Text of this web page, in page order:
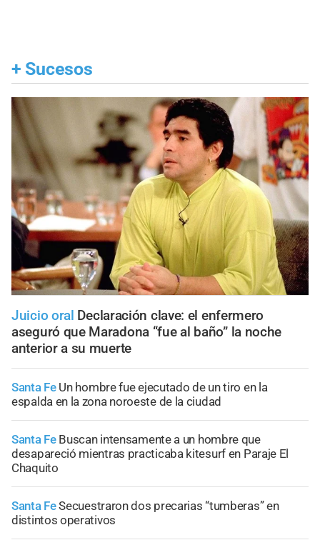
+ Sucesos
Juicio oral Declaración clave: el enfermero
aseguró que Maradona “fue al baño” la noche
anterior a su muerte
Santa Fe Un hombre fue ejecutado de un tiro en la
espalda en la zona noroeste de la ciudad
Santa Fe Buscan intensamente a un hombre que
desapareció mientras practicaba kitesurf en Paraje El
Chaquito
Santa FeSecuestraron dos precarias “tumberas” en
distintos operativos